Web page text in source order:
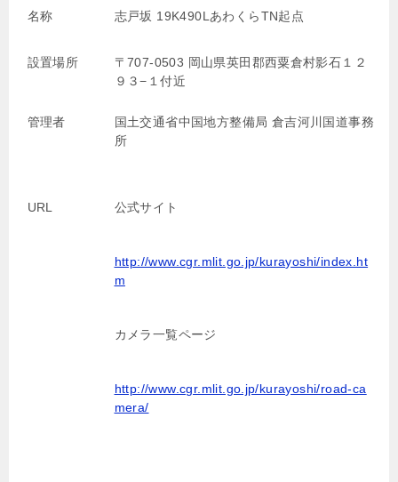
名称 志戸坂 19K490LあわくらTN起点
設置場所
〒707-0503 岡山県英田郡西粟倉村影石１２
９３−１付近
管理者 国土交通省中国地方整備局 倉吉河川国道事務
所
URL 公式サイト
http://www.cgr.mlit.go.jp/kurayoshi/index.ht
m
カメラ一覧ページ
http://www.cgr.mlit.go.jp/kurayoshi/road-ca
mera/